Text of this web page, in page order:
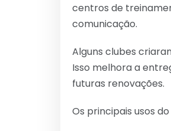
centros de
comunicação.
Alguns clubes
Isso melhora a
futuras renovações.
Os principais usos